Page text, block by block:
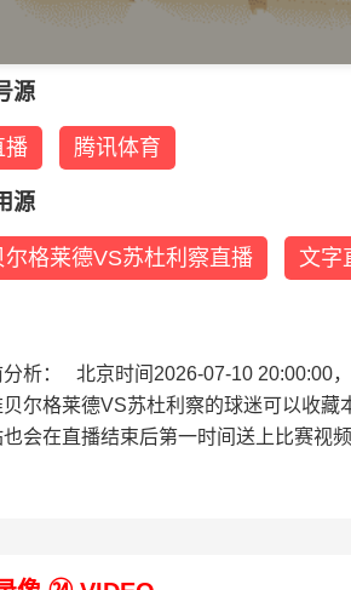
源
播 腾讯体育
源
尔格莱德VS苏杜利察直播 文字
析： 北京时间2026-07-10 20:00:00
尔格莱德VS苏杜利察的球迷可以收
会在直播结束后第一时间送上比赛视